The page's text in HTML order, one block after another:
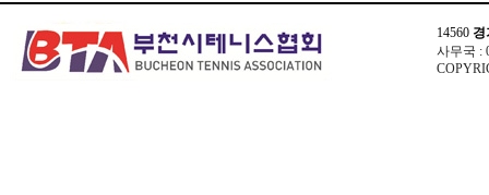
14560 경
사무국 :